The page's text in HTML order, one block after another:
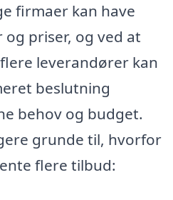
firmaer kan have
priser, og ved at
leverandører kan
beslutning
behov og budget.
grunde til, hvorfor
flere tilbud: